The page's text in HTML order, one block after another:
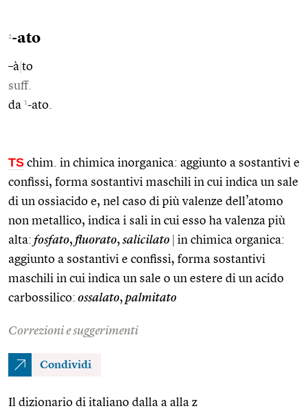
2-ato
–à to
suff.
da 1-ato.
TS chim. in chimica inorganica: aggiunto a sostantivi e
confissi, forma sostantivi maschili in cui indica un sale
di un ossiacido e, nel caso di più valenze dell’atomo
non metallico, indica i sali in cui esso ha valenza più
alta: fosfato, fluorato, salicilato
in chimica organica:
aggiunto a sostantivi e confissi, forma sostantivi
maschili in cui indica un sale o un estere di un acido
carbossilico: ossalato, palmitato
Correzioni e suggerimenti
Condividi
Il dizionario di italiano dalla a alla z